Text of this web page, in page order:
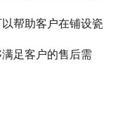
帮助客户在铺设瓷
足客户的售后需